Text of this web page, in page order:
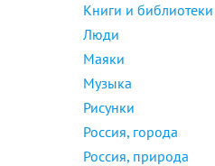
Книги и библиотеки
Люди
Маяки
Музыка
Рисунки
Россия, города
Россия, природа